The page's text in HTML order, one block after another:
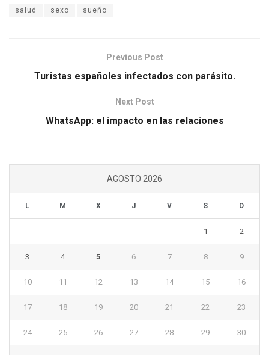
salud sexo sueño
Previous Post
Turistas españoles infectados con parásito.
Next Post
WhatsApp: el impacto en las relaciones
AGOSTO 2026
L M X J V S D
1 2
3 4 5 6 7 8 9
10 11 12 13 14 15 16
17 18 19 20 21 22 23
24 25 26 27 28 29 30